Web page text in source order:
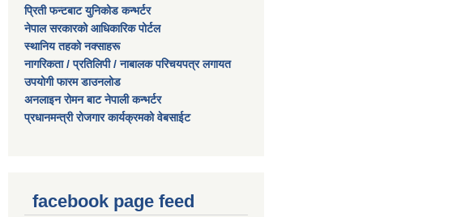
प्रिती फन्टबाट युनिकोड कन्भर्टर
नेपाल सरकारको आधिकारिक पोर्टल
स्थानिय तहको नक्साहरू
नागरिकता / प्रतिलिपी / नाबालक परिचयपत्र लगायत
उपयोगी फारम डाउनलोड
अनलाइन रोमन बाट नेपाली कन्भर्टर
प्रधानमन्त्री रोजगार कार्यक्रमको वेबसाईट
facebook page feed